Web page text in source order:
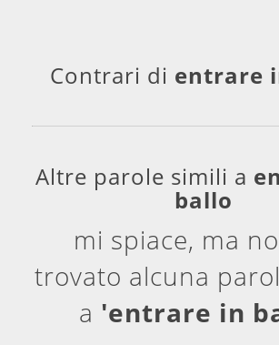
Contrari di entrare
Altre parole simili a
ballo
mi spiace, ma
trovato alcuna
a 'entrare in